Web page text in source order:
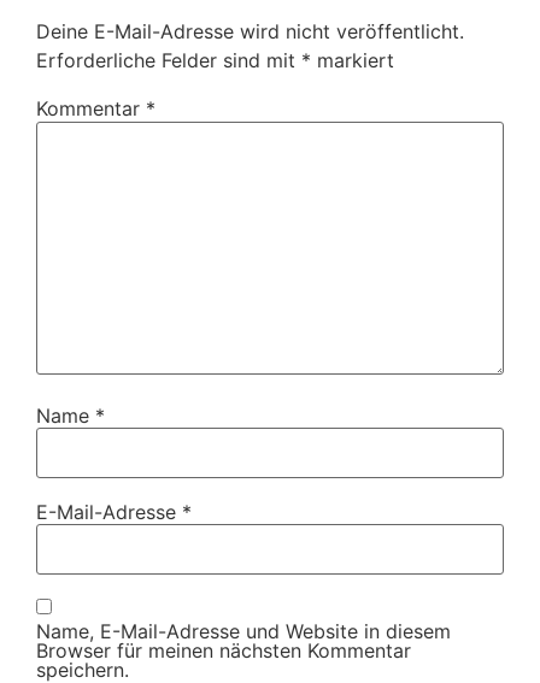
Deine E-Mail-Adresse wird nicht veröffentlicht.
Erforderliche Felder sind mit * markiert
Kommentar *
Name *
E-Mail-Adresse *
Name, E-Mail-Adresse und Website in diesem
Browser für meinen nächsten Kommentar
speichern.